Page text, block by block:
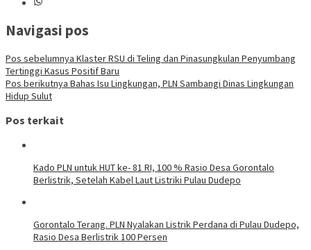
Navigasi pos
Pos sebelumnya Klaster RSU di Teling dan Pinasungkulan Penyumbang
Tertinggi Kasus Positif Baru
Pos berikutnya Bahas Isu Lingkungan, PLN Sambangi Dinas Lingkungan
Hidup Sulut
Pos terkait
Kado PLN untuk HUT ke- 81 RI, 100 % Rasio Desa Gorontalo
Berlistrik, Setelah Kabel Laut Listriki Pulau Dudepo
Gorontalo Terang. PLN Nyalakan Listrik Perdana di Pulau Dudepo,
Rasio Desa Berlistrik 100 Persen